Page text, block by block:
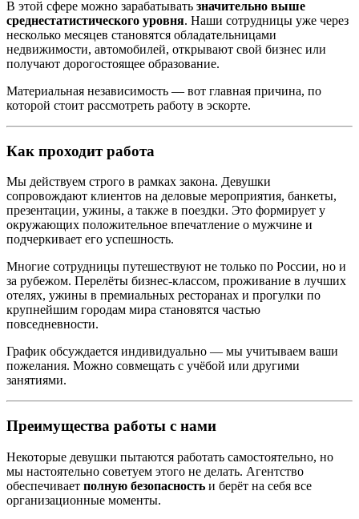
В этой сфере можно зарабатывать значительно выше
среднестатистического уровня. Наши сотрудницы уже через
несколько месяцев становятся обладательницами
недвижимости, автомобилей, открывают свой бизнес или
получают дорогостоящее образование.
Материальная независимость — вот главная причина, по
которой стоит рассмотреть работу в эскорте.
Как проходит работа
Мы действуем строго в рамках закона. Девушки
сопровождают клиентов на деловые мероприятия, банкеты,
презентации, ужины, а также в поездки. Это формирует у
окружающих положительное впечатление о мужчине и
подчеркивает его успешность.
Многие сотрудницы путешествуют не только по России, но и
за рубежом. Перелёты бизнес-классом, проживание в лучших
отелях, ужины в премиальных ресторанах и прогулки по
крупнейшим городам мира становятся частью
повседневности.
График обсуждается индивидуально — мы учитываем ваши
пожелания. Можно совмещать с учёбой или другими
занятиями.
Преимущества работы с нами
Некоторые девушки пытаются работать самостоятельно, но
мы настоятельно советуем этого не делать. Агентство
обеспечивает полную безопасность и берёт на себя все
организационные моменты.